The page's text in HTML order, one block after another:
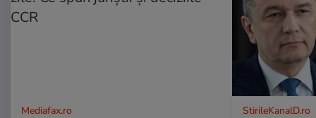
Mediafax.ro StirileKanalD.ro